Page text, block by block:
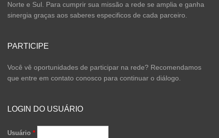
Norte e Sul. Para cumprir sua missão a rede se amplia e ganha
sinergia graças aos saberes especificos de cada parceiro.
PARTICIPE
Você vê oportunidades de participar na rede? Recomendamos
que entre em contato conosco para continuar o diálogo.
LOGIN DO USUÁRIO
Usuário *